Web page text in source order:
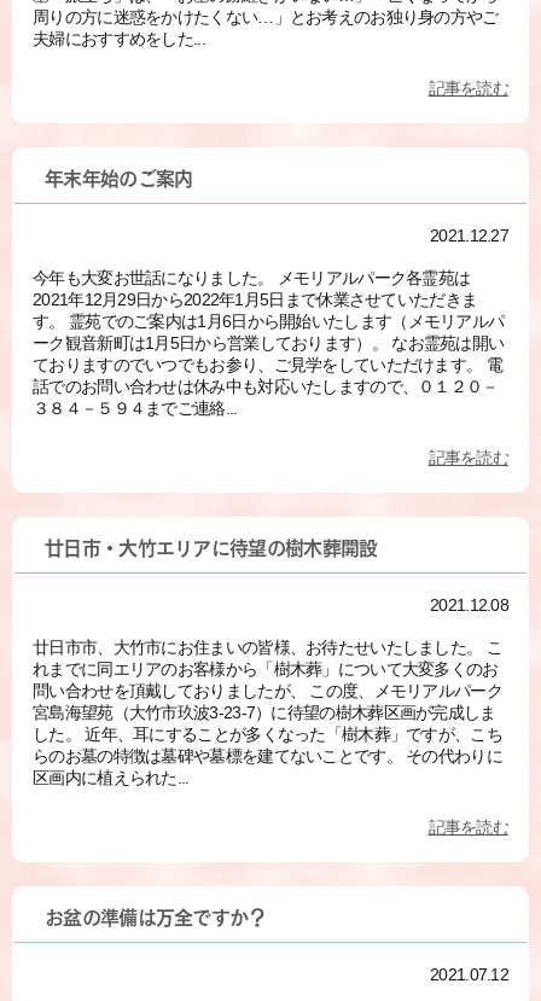
周りの方に迷惑をかけたくない…」とお考えのお独り身の方やご
夫婦におすすめをした...
記事を読む
年末年始のご案内
2021.12.27
今年も大変お世話になりました。 メモリアルパーク各霊苑は
2021年12月29日から2022年1月5日まで休業させていただきま
す。 霊苑でのご案内は1月6日から開始いたします（メモリアルパ
ーク観音新町は1月5日から営業しております）。 なお霊苑は開い
ておりますのでいつでもお参り、ご見学をしていただけます。 電
話でのお問い合わせは休み中も対応いたしますので、０１２０－
３８４－５９４までご連絡...
記事を読む
廿日市・大竹エリアに待望の樹木葬開設
2021.12.08
廿日市市、大竹市にお住まいの皆様、お待たせいたしました。 こ
れまでに同エリアのお客様から「樹木葬」について大変多くのお
問い合わせを頂戴しておりましたが、 この度、メモリアルパーク
宮島海望苑（大竹市玖波3-23-7）に待望の樹木葬区画が完成しま
した。 近年、耳にすることが多くなった「樹木葬」ですが、こち
らのお墓の特徴は墓碑や墓標を建てないことです。 その代わりに
区画内に植えられた...
記事を読む
お盆の準備は万全ですか？
2021.07.12